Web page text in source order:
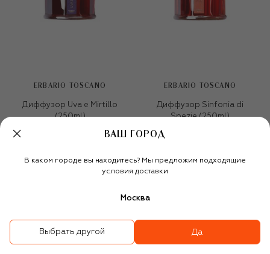
ERBARIO TOSCANO
Диффузор Uva e Mirtillo
(250ml)
ERBARIO TOSCANO
Диффузор Sinfonia di
Spezie (250ml)
ВАШ ГОРОД
В каком городе вы находитесь? Мы предложим подходящие
условия доставки
Москва
Выбрать другой Да